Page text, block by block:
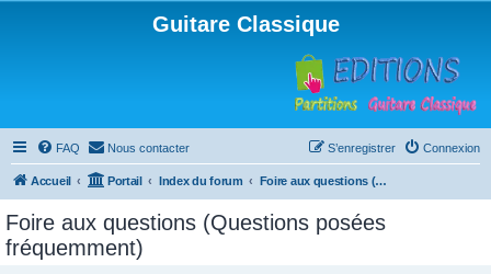
Guitare Classique
FAQ Nous contacter Connexion
S’enregistrer
Accueil Portail Index du forum Foire aux questions (Questions posées fréquemment)
Foire aux questions (Questions posées
fréquemment)